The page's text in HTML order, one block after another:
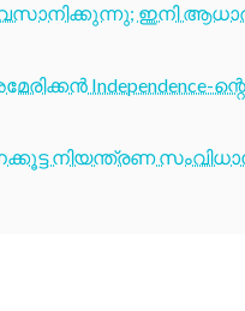
ഇനി
Independence-ന്റെ
നിയന്ത്രണ